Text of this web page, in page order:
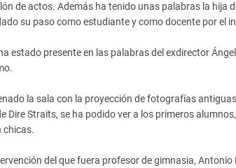
de actos. Además ha tenido unas palabras la hija
su paso como estudiante y como docente por el
estado presente en las palabras del exdirector
la sala con la proyección de fotografías
Dire Straits, se ha podido ver a los primeros
chicas.
del que fuera profesor de gimnasia,